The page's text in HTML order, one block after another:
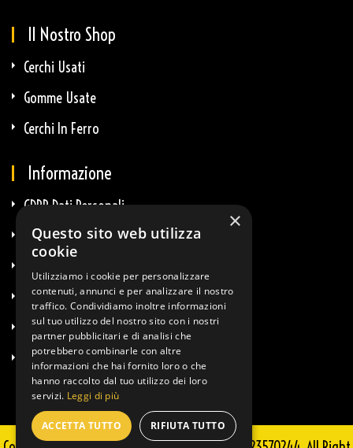
Il Nostro Shop
Cerchi Usati
Gomme Usate
Cerchi In Ferro
Informazione
GDPR Dati Personali
GDPR E-Commerce
Termini & Condizioni
Diritto Di Recesso
Info Spedizioni
×
Questo sito web utilizza
cookie
Utilizziamo i cookie per personalizzare
contenuti, annunci e per analizzare il nostro
traffico. Condividiamo inoltre informazioni
sul tuo utilizzo del nostro sito con i nostri
partner pubblicitari e di analisi che
potrebbero combinarle con altre
informazioni che hai fornito loro o che
hanno raccolto dal tuo utilizzo dei loro
servizi. Leggi di più
ACCETTA TUTTO RIFIUTA TUTTO